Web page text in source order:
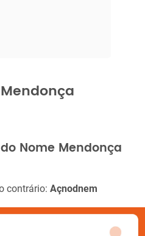
Nome Mendonça
contrário: Açnodnem